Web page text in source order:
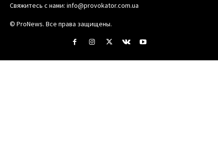
Свяжитесь с нами: info@provokator.com.ua
© ProNews. Все права защищены.